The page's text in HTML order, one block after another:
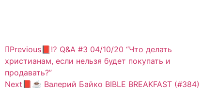
Previous 📕⁉️ Q&A #3 04/10/20 “Что делать
христианам, если нельзя будет покупать и
продавать?”
Next 📕☕️ Валерий Байко BIBLE BREAKFAST (#384)